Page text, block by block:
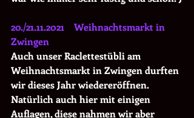
20./21.11.2021    Weihnachtsmarkt in
Zwingen
Auch unser Raclettestübli am
Weihnachtsmarkt in Zwingen durften
wir dieses Jahr wiedereröffnen.
Natürlich auch hier mit einigen
Auflagen, diese nahmen wir aber